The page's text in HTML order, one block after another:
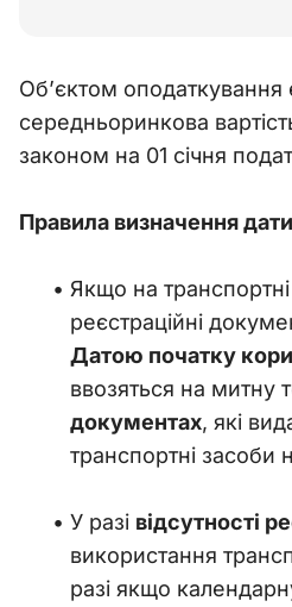
Об’єктом оподаткування
середньоринкова
законом на 01 січня
Правила визначення
Якщо на
реєстраційні
Датою початку
ввозяться на митну
документах, які
транспортні засоби
У разі відсутності
використання
разі якщо